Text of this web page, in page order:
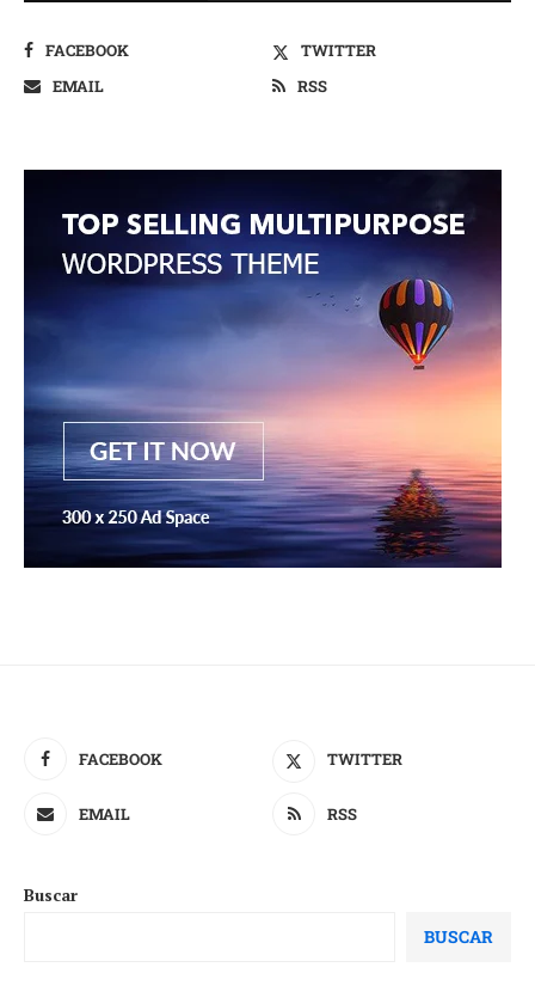
FACEBOOK
TWITTER
EMAIL
RSS
FACEBOOK TWITTER
EMAIL RSS
Buscar
BUSCAR